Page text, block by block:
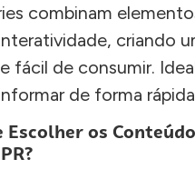
combinam
criando
fácil de consumir.
de forma
Escolher os